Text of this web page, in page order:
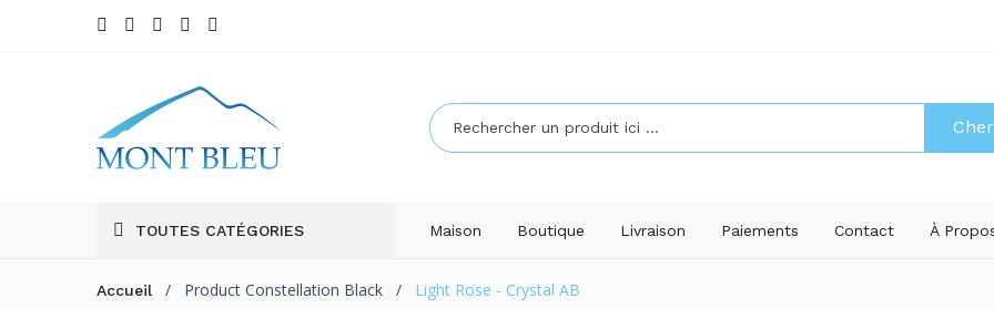
TOUTES CATÉGORIES Maison Boutique Livraison Paiements Contact À
Accueil / Product Constellation Black / Light Rose - Crystal AB